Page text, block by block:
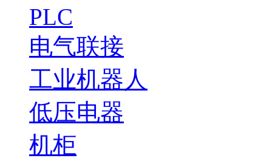
PLC
电气联接
工业机器人
低压电器
机柜